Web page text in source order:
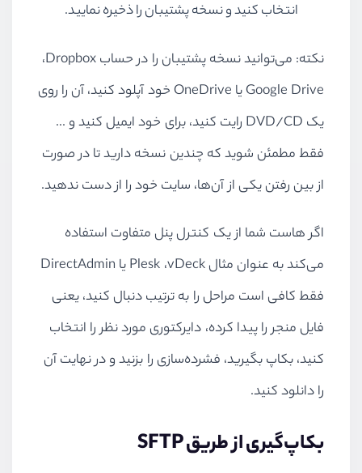
انتخاب کنید و نسخه پشتیبان را ذخیره نمایید.
نکته: می‌توانید نسخه پشتیبان را در حسابDropbox،
Google Driveیا OneDriveخود آپلود کنید، آن را روی
یک DVD/CD رایت کنید، برای خود ایمیل کنید و ...
فقط مطمئن شوید که چندین نسخه دارید تا در صورت
از بین رفتن یکی از آن‌ها، سایت خود را از دست ندهید.
اگر هاست شما از یک کنترل پنل متفاوت استفاده
می‌کند به عنوان مثالvDeck، Pleskیا DirectAdmin
فقط کافی است مراحل را به ترتیب دنبال کنید، یعنی
فایل منجر را پیدا کرده، دایرکتوری مورد نظر را انتخاب
کنید، بکاپ بگیرید، فشرده‌سازی را بزنید و در نهایت آن
را دانلود کنید.
بکاپ‌گیری از طریقSFTP